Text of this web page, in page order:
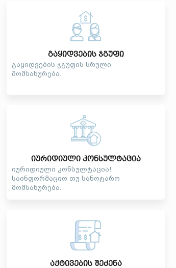
გაყიდვების ჯგუფი
გაყიდვების ჯგუფის სრული
მომსახურება.
იურიდიული კონსულტაცია
იურიდიული კონსულტაცია!
საინფორმაციო თუ სანოტარო
მომსახურება.
აქტივების შეძენა